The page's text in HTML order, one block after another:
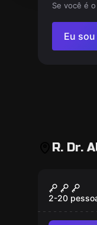
Se você é
Eu
R. Dr.
The
2-20